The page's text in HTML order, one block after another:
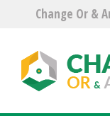
Change Or &
ACCUEIL